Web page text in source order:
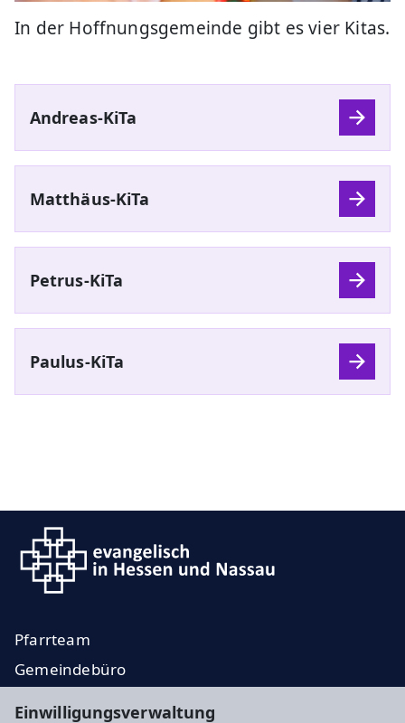
Einwilligungsverwaltung
In der Hoffnungsgemeinde gibt es vier Kitas.
Andreas-KiTa
Matthäus-KiTa
Petrus-KiTa
Paulus-KiTa
Pfarrteam
Gemeindebüro